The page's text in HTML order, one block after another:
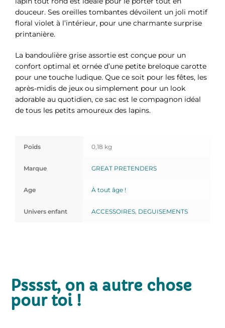
douceur. Ses oreilles tombantes dévoilent un joli motif
floral violet à l’intérieur, pour une charmante surprise
printanière.
La bandoulière grise assortie est conçue pour un
confort optimal et ornée d’une petite breloque carotte
pour une touche ludique. Que ce soit pour les fêtes, les
après-midis de jeux ou simplement pour un look
adorable au quotidien, ce sac est le compagnon idéal
de tous les petits amoureux des lapins.
Poids 0,18 kg
Marque GREAT PRETENDERS
Age À tout âge !
Univers enfant ACCESSOIRES, DEGUISEMENTS
Psssst, on a autre chose
pour toi !